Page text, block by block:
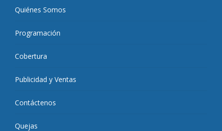
Quiénes Somos
Programación
Cobertura
Publicidad y Ventas
Contáctenos
Quejas